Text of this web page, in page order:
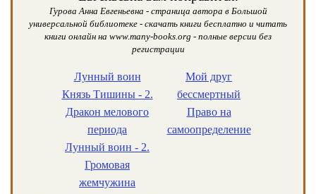
Гурова Анна Евгеньевна - страница автора в Большой
универсальной библиотеке - скачать книги бесплатно и читать
книги онлайн на www.many-books.org - полные версии без
регистрации
Лунный воин
Князь Тишины - 2.
Дракон мелового
периода
Лунный воин - 2.
Громовая
жемчужина
Мой друг
бессмертный
Право на
самоопределение